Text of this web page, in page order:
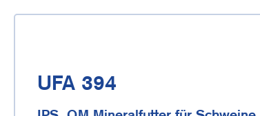
UFA 394